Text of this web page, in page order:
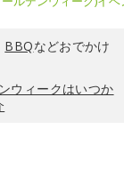
BBQなどおでかけ
ウィークはいつか